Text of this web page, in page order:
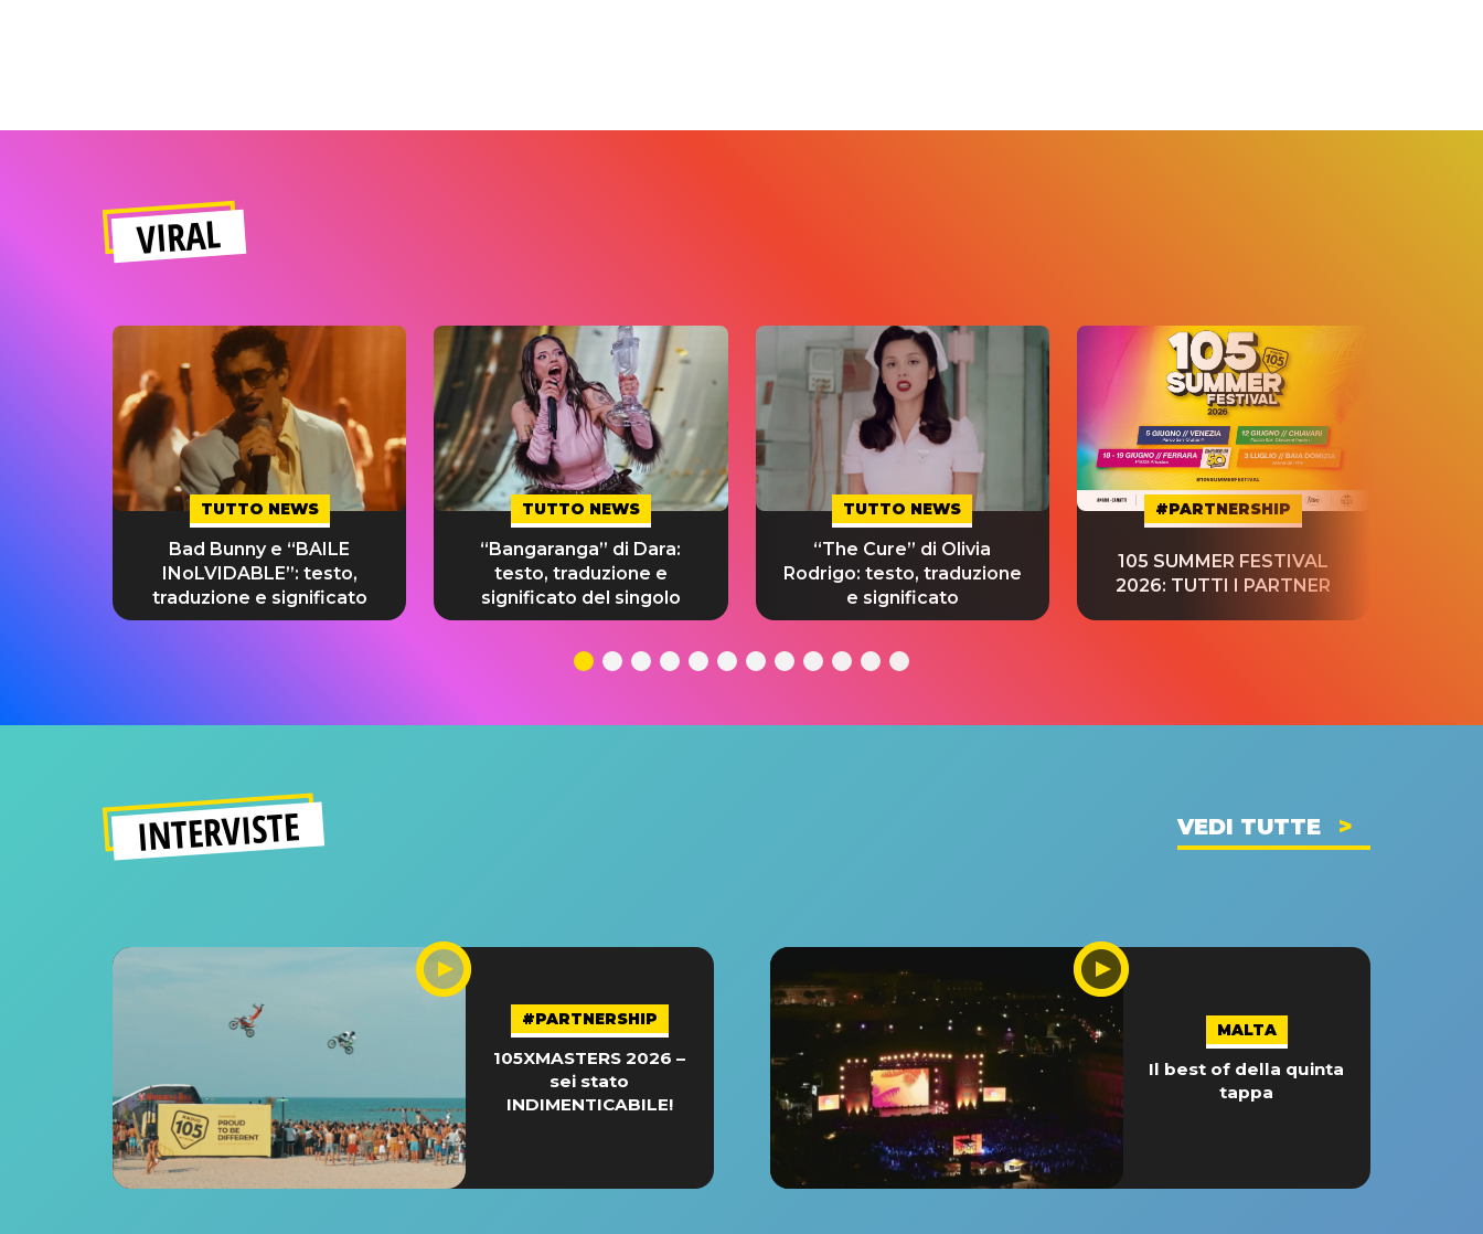
VIRAL
TUTTO NEWS
Bad Bunny e “BAILE
INoLVIDABLE”: testo,
traduzione e significato
TUTTO NEWS
“Bangaranga” di Dara:
testo, traduzione e
significato del singolo
TUTTO NEWS
“The Cure” di Olivia
Rodrigo: testo, traduzione
e significato
#PARTNERSHIP
105 SUMMER FESTIVAL
2026: TUTTI I PARTNER
INTERVISTE VEDI TUTTE
#PARTNERSHIP
105XMASTERS 2026 –
sei stato
INDIMENTICABILE!
MALTA
Il best of della quinta
tappa